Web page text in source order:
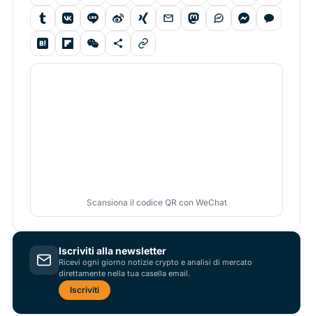
Scansiona il codice QR con WeChat
Iscriviti alla newsletter
Ricevi ogni giorno notizie crypto e analisi di mercato
direttamente nella tua casella email.
Iscriviti